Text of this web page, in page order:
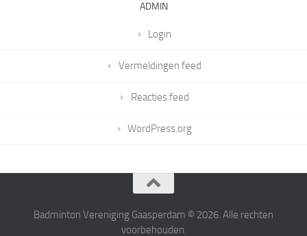
ADMIN
Login
Vermeldingen feed
Reacties feed
WordPress.org
Badminton Vereniging Gaasperdam © 2026. Alle rechten
voorbehouden.